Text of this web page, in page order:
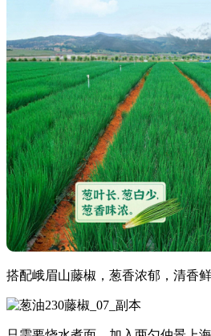
搭配峨眉山藤椒，葱香浓郁，清香鲜